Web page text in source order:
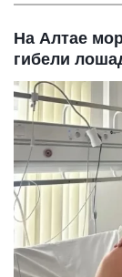
На Алтае
гибели